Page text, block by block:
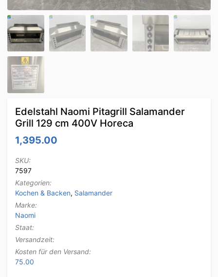
Edelstahl Naomi Pitagrill Salamander
Grill 129 cm 400V Horeca
1,395.00
SKU:
7597
Kategorien:
Kochen & Backen, Salamander
Marke:
Naomi
Staat:
Versandzeit:
Kosten für den Versand:
75.00